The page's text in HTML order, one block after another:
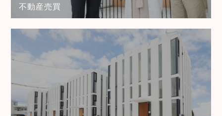
不動産売買